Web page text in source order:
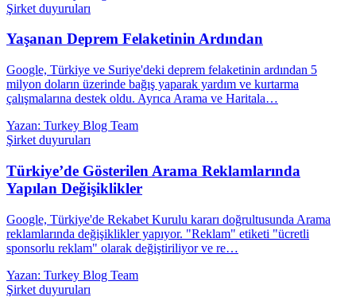
Şirket duyuruları
Yaşanan Deprem Felaketinin Ardından
Google, Türkiye ve Suriye'deki deprem felaketinin ardından 5
milyon doların üzerinde bağış yaparak yardım ve kurtarma
çalışmalarına destek oldu. Ayrıca Arama ve Haritala…
Yazan: Turkey Blog Team
Şirket duyuruları
Türkiye’de Gösterilen Arama Reklamlarında
Yapılan Değişiklikler
Google, Türkiye'de Rekabet Kurulu kararı doğrultusunda Arama
reklamlarında değişiklikler yapıyor. "Reklam" etiketi "ücretli
sponsorlu reklam" olarak değiştiriliyor ve re…
Yazan: Turkey Blog Team
Şirket duyuruları